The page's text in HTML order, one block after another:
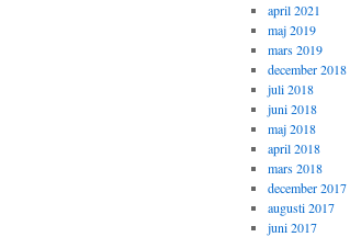
april 2021
maj 2019
mars 2019
december 2018
juli 2018
juni 2018
maj 2018
april 2018
mars 2018
december 2017
augusti 2017
juni 2017